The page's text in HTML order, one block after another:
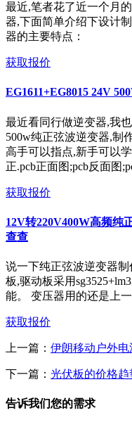
最近,笔者花了近一个月
器,下面简单介绍下设计
器的主要特点：
获取报价
EG1611+EG8015 24V
最近看同行做逆变器,我
500w纯正弦波逆变器,制
高手可以指点,新手可以
正.pcb正面图;pcb反面图
获取报价
12V转220V400W高频纯
查查
说一下纯正弦波逆变器
板,驱动板采用
能。 变压器用的还是上
获取报价
上一篇： 伊朗移动户外电
下一篇： 光伏板的价格趋
告诉我们您的需求